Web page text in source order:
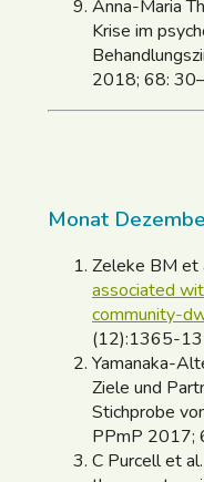
Anna-Maria
Krise im
2018; 68:
Monat
Zeleke BM et
associated
community-
(12):1365-
Yamanaka-
Ziele und
Stichprobe
PPmP 2017;
C Purcell et